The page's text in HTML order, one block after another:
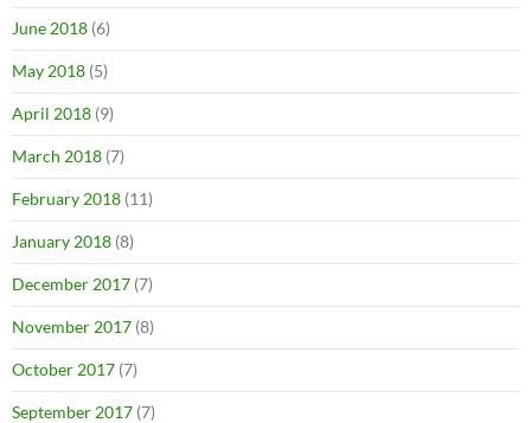
June 2018 (6)
May 2018 (5)
April 2018 (9)
March 2018 (7)
February 2018 (11)
January 2018 (8)
December 2017 (7)
November 2017 (8)
October 2017 (7)
September 2017 (7)